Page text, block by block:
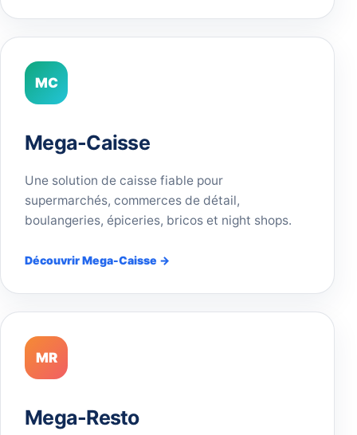
MC
Mega-Caisse
Une solution de caisse fiable pour
supermarchés, commerces de détail,
boulangeries, épiceries, bricos et night shops.
Découvrir Mega-Caisse →
MR
Mega-Resto